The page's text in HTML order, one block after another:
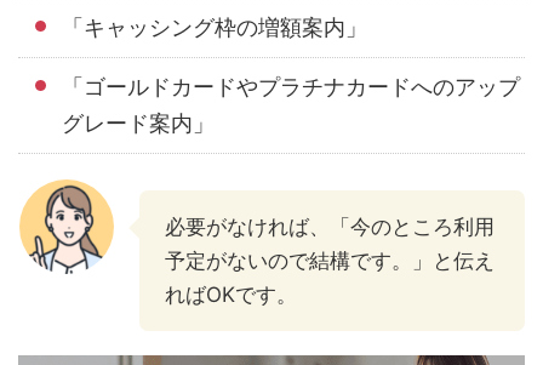
「キャッシング枠の増額案内」
「ゴールドカードやプラチナカードへのアップ
グレード案内」
必要がなければ、「今のところ利用
予定がないので結構です。」と伝え
ればOKです。